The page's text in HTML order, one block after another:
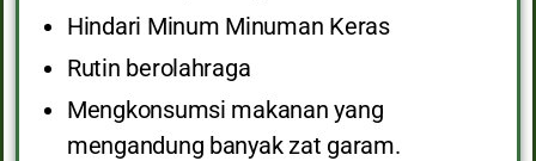
Hindari Minum Minuman Keras
Rutin berolahraga
Mengkonsumsi makanan yang
mengandung banyak zat garam.